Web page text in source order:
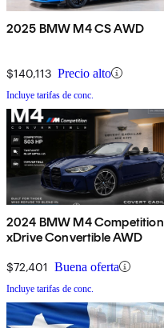
2025 BMW M4 CS AWD
$140,113 Precio alto
Incluye tarifas de conc.
2024 BMW M4 Competition
xDrive Convertible AWD
$72,401 Buena oferta
Incluye tarifas de conc.